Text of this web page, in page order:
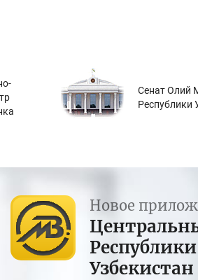
Сенат Олий
Республики
Новое
Республики
Узбекистан